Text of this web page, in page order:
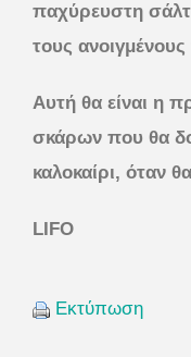
παχύρευστη
τους
Αυτή θα είναι η
σκάρων που θα
καλοκαίρι, όταν
LIFO
Εκτύπωση